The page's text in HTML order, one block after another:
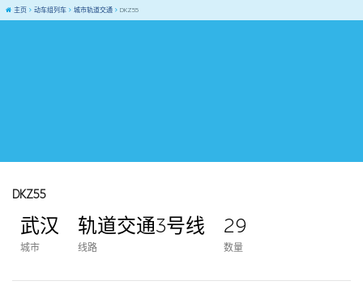
主页 动车组列车 城市轨道交通 DKZ55
DKZ55
武汉
城市
轨道交通3号线
线路
29
数量